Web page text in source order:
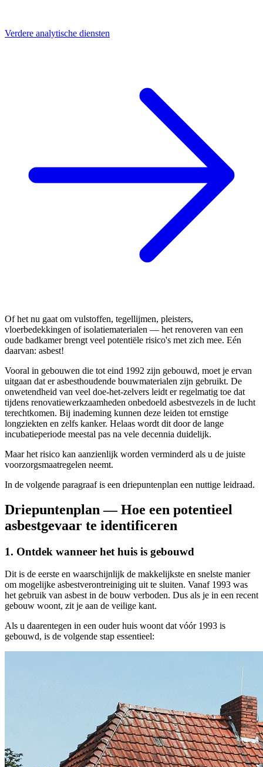
Verdere analytische diensten
Of het nu gaat om vulstoffen, tegellijmen, pleisters,
vloerbedekkingen of isolatiematerialen — het renoveren van een
oude badkamer brengt veel potentiële risico's met zich mee. Eén
daarvan: asbest!
Vooral in gebouwen die tot eind 1992 zijn gebouwd, moet je ervan
uitgaan dat er asbesthoudende bouwmaterialen zijn gebruikt. De
onwetendheid van veel doe-het-zelvers leidt er regelmatig toe dat
tijdens renovatiewerkzaamheden onbedoeld asbestvezels in de lucht
terechtkomen. Bij inademing kunnen deze leiden tot ernstige
longziekten en zelfs kanker. Helaas wordt dit door de lange
incubatieperiode meestal pas na vele decennia duidelijk.
Maar het risico kan aanzienlijk worden verminderd als u de juiste
voorzorgsmaatregelen neemt.
In de volgende paragraaf is een driepuntenplan een nuttige leidraad.
Driepuntenplan — Hoe een potentieel
asbestgevaar te identificeren
1. Ontdek wanneer het huis is gebouwd
Dit is de eerste en waarschijnlijk de makkelijkste en snelste manier
om mogelijke asbestverontreiniging uit te sluiten. Vanaf 1993 was
het gebruik van asbest in de bouw verboden. Dus als je in een recent
gebouw woont, zit je aan de veilige kant.
Als u daarentegen in een ouder huis woont dat vóór 1993 is
gebouwd, is de volgende stap essentieel: